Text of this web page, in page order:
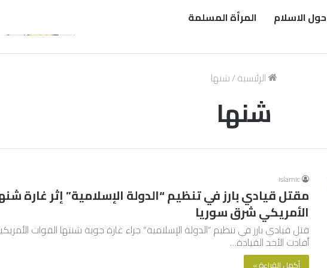
حول الاسلام المرأة المسلمة
الرئيسية/شنها
شنها
islamic
مقتل قيادي بارز في تنظيم “الدولة الإسلامية” إثر غارة
الأمريكي شرق سوريا
قتل قيادي بارز في تنظيم “الدولة الإسلامية” جراء غارة جوية شنتها القوات
أفادت الأحد القيادة…
أكمل القراءة »